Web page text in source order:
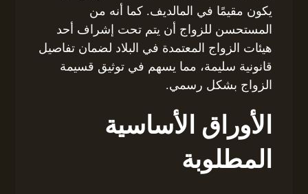
يكون مقيمًا في المالديف. كما أنه من
المستحسن للزواج أن يتم تحت إشراف أحد
هيئات الزواج المعتمدة في البلاد لضمان تفاصيل
قانونية سليمة، مما يسهم في توثيق قسيمة
الزواج بشكل رسمي.
الأوراق الأساسية
المطلوبة